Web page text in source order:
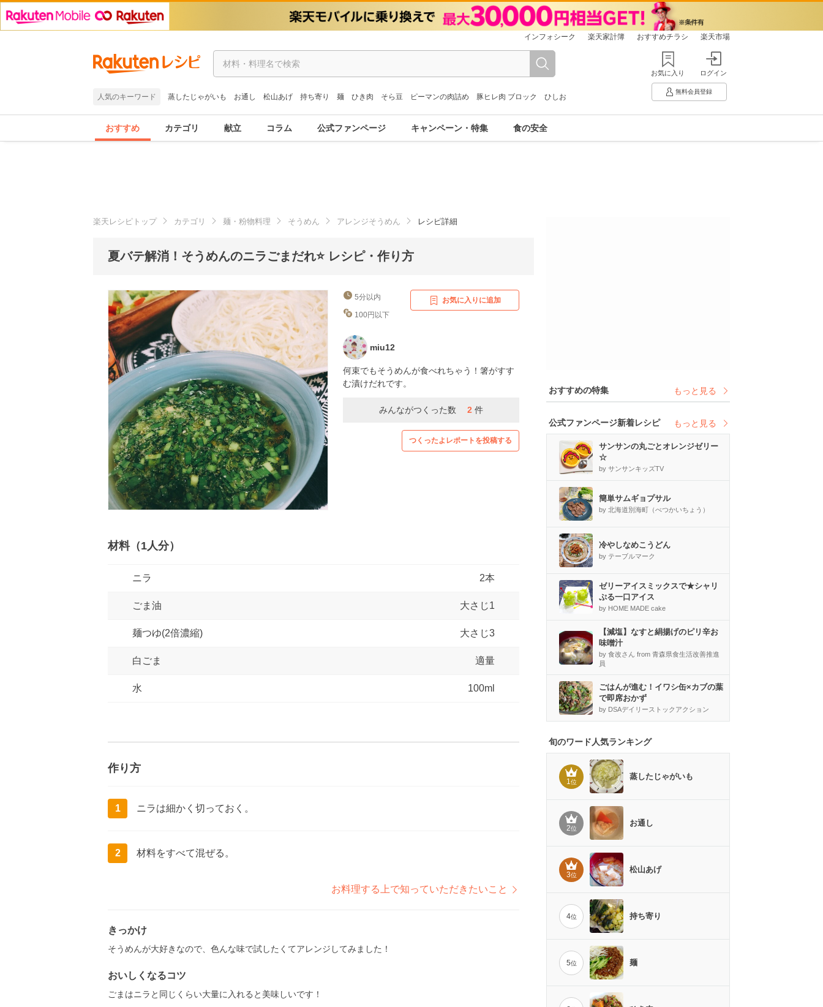
インフォシーク 楽天家計簿 おすすめチラシ 楽天市場
人気のキーワード 蒸したじゃがいも お通し 松山あげ 持ち寄り 麺 ひき肉 そら豆 ピーマンの肉詰め 豚ヒレ肉 ブロック ひしお
お気に入り ログイン
無料会員登録
おすすめ カテゴリ 献立 コラム 公式ファンページ キャンペーン・特集 食の安全
楽天レシピトップ カテゴリ 麺・粉物料理 そうめん アレンジそうめん レシピ詳細
夏バテ解消！そうめんのニラごまだれ⭐ レシピ・作り方
5分以内
100円以下
お気に入りに追加
miu12
何束でもそうめんが食べれちゃう！箸がすす
む漬けだれです。
みんながつくった数 2 件
つくったよレポートを投稿する
材料（1人分）
ニラ 2本
ごま油 大さじ1
麺つゆ(2倍濃縮) 大さじ3
白ごま 適量
水 100ml
作り方
1 ニラは細かく切っておく。
2 材料をすべて混ぜる。
お料理する上で知っていただきたいこと
きっかけ
そうめんが大好きなので、色んな味で試したくてアレンジしてみました！
おいしくなるコツ
ごまはニラと同じくらい大量に入れると美味しいです！
おすすめの特集 もっと見る
公式ファンページ新着レシピ もっと見る
サンサンの丸ごとオレンジゼリー
☆
by サンサンキッズTV
簡単サムギョプサル
by 北海道別海町（べつかいちょう）
冷やしなめこうどん
by テーブルマーク
ゼリーアイスミックスで★シャリ
ぷる一口アイス
by HOME MADE cake
【減塩】なすと絹揚げのピリ辛お
味噌汁
by 食改さん from 青森県食生活改善推進
員
ごはんが進む！イワシ缶×カブの葉
で即席おかず
by DSAデイリーストックアクション
旬のワード人気ランキング
1位
蒸したじゃがいも
2位
お通し
3位
松山あげ
4位 持ち寄り
5位 麺